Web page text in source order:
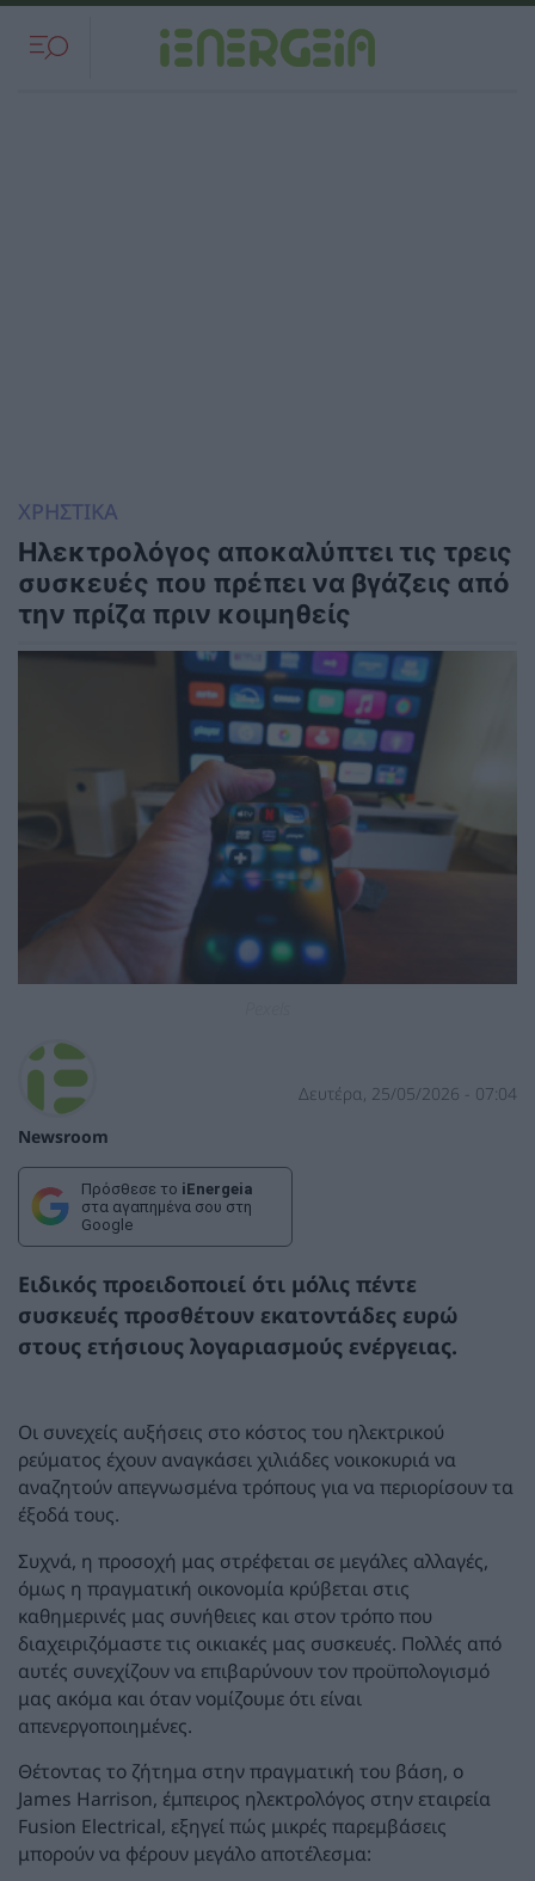
ΧΡΗΣΤΙΚΑ
Ηλεκτρολόγος αποκαλύπτει τις τρεις
συσκευές που πρέπει να βγάζεις από
την πρίζα πριν κοιμηθείς
Newsroom
Δευτέρα, 25/05/2026 - 07:04
Πρόσθεσε το iEnergeia
στα αγαπημένα σου στη
Google
Ειδικός προειδοποιεί ότι μόλις πέντε
συσκευές προσθέτουν εκατοντάδες ευρώ
στους ετήσιους λογαριασμούς ενέργειας.
Οι συνεχείς αυξήσεις στο κόστος του ηλεκτρικού
ρεύματος έχουν αναγκάσει χιλιάδες νοικοκυριά να
αναζητούν απεγνωσμένα τρόπους για να περιορίσουν τα
έξοδά τους.
Συχνά, η προσοχή μας στρέφεται σε μεγάλες αλλαγές,
όμως η πραγματική οικονομία κρύβεται στις
καθημερινές μας συνήθειες και στον τρόπο που
διαχειριζόμαστε τις οικιακές μας συσκευές. Πολλές από
αυτές συνεχίζουν να επιβαρύνουν τον προϋπολογισμό
μας ακόμα και όταν νομίζουμε ότι είναι
απενεργοποιημένες.
Θέτοντας το ζήτημα στην πραγματική του βάση, ο
James Harrison, έμπειρος ηλεκτρολόγος στην εταιρεία
Fusion Electrical, εξηγεί πώς μικρές παρεμβάσεις
μπορούν να φέρουν μεγάλο αποτέλεσμα: